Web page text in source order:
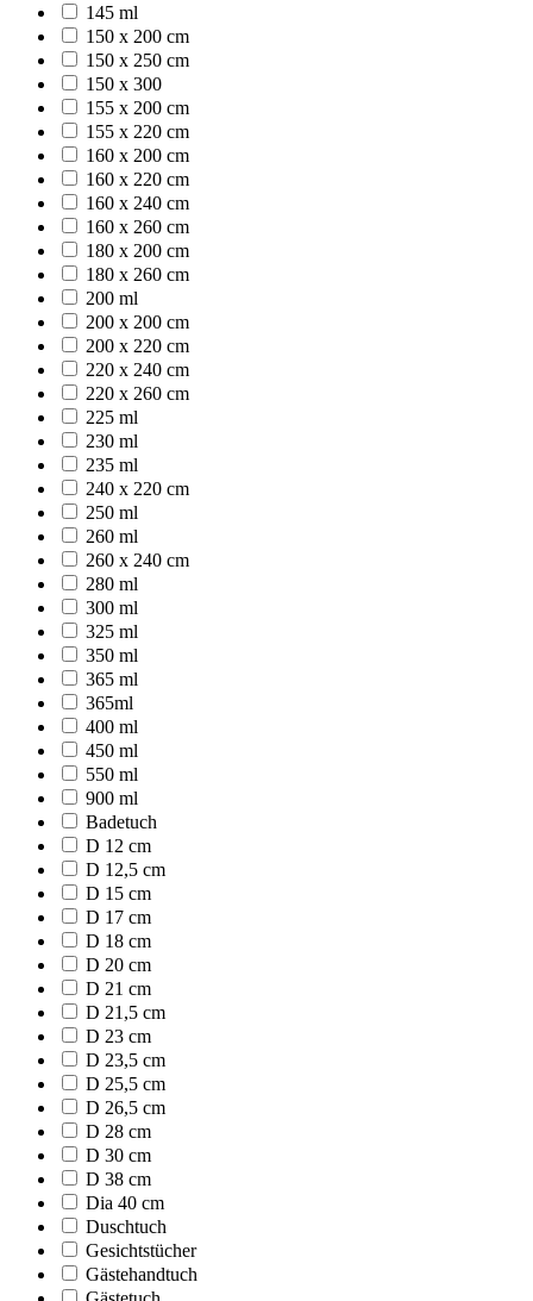
145 ml
150 x 200 cm
150 x 250 cm
150 x 300
155 x 200 cm
155 x 220 cm
160 x 200 cm
160 x 220 cm
160 x 240 cm
160 x 260 cm
180 x 200 cm
180 x 260 cm
200 ml
200 x 200 cm
200 x 220 cm
220 x 240 cm
220 x 260 cm
225 ml
230 ml
235 ml
240 x 220 cm
250 ml
260 ml
260 x 240 cm
280 ml
300 ml
325 ml
350 ml
365 ml
365ml
400 ml
450 ml
550 ml
900 ml
Badetuch
D 12 cm
D 12,5 cm
D 15 cm
D 17 cm
D 18 cm
D 20 cm
D 21 cm
D 21,5 cm
D 23 cm
D 23,5 cm
D 25,5 cm
D 26,5 cm
D 28 cm
D 30 cm
D 38 cm
Dia 40 cm
Duschtuch
Gesichtstücher
Gästehandtuch